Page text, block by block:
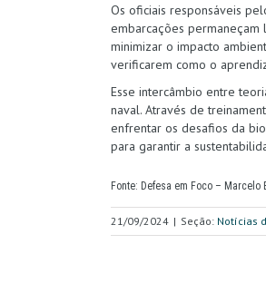
Os oficiais responsáveis
embarcações permaneçam
minimizar o impacto
verificarem como o
Esse intercâmbio entre
naval. Através de
enfrentar os desafios da
para garantir a
Fonte: Defesa em Foco – Marcelo
21/09/2024 | Seção: Notícias